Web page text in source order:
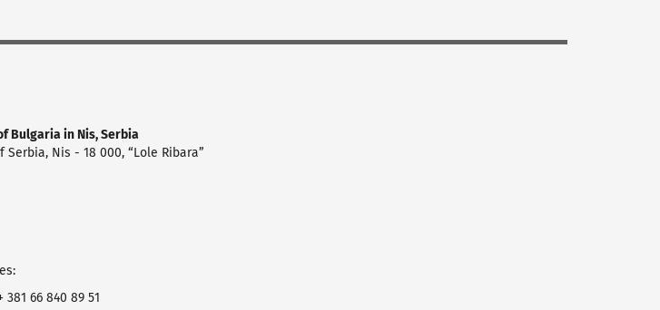
Bulgaria in Nis, Serbia
Serbia, Nis - 18 000, “Lole Ribara”
381 66 840 89 51